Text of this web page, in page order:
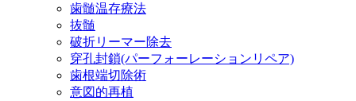
歯髄温存療法
抜髄
破折リーマー除去
穿孔封鎖(パーフォーレーションリペア)
歯根端切除術
意図的再植